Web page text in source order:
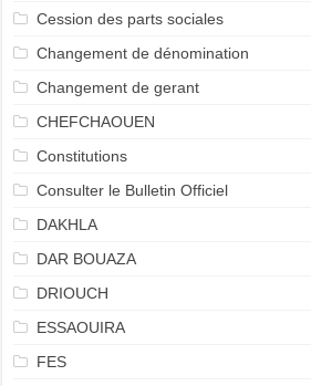
Cession des parts sociales
Changement de dénomination
Changement de gerant
CHEFCHAOUEN
Constitutions
Consulter le Bulletin Officiel
DAKHLA
DAR BOUAZA
DRIOUCH
ESSAOUIRA
FES